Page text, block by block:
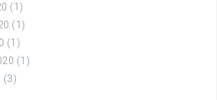
(1)
(1)
(1)
(1)
(3)